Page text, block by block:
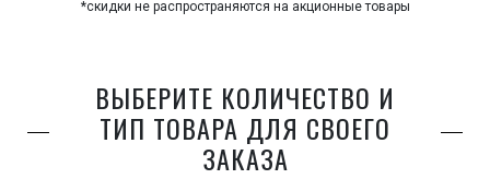
*скидки не распространяются на акционные товары
ВЫБЕРИТЕ КОЛИЧЕСТВО И
ТИП ТОВАРА ДЛЯ СВОЕГО
ЗАКАЗА